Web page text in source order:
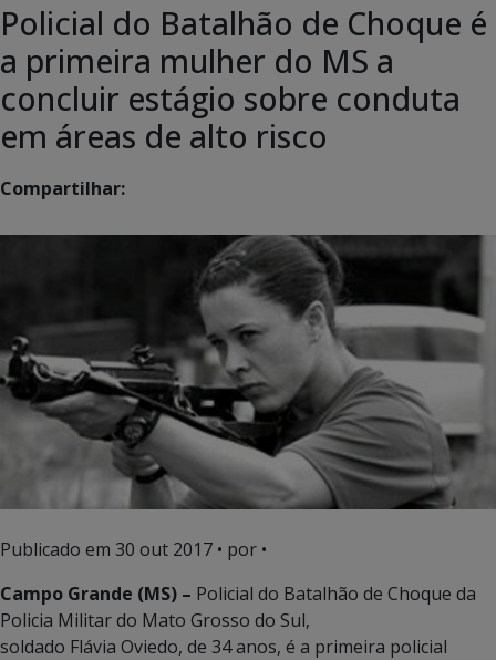
Policial do Batalhão de Choque é
a primeira mulher do MS a
concluir estágio sobre conduta
em áreas de alto risco
Compartilhar:
Publicado em 30 out 2017 • por •
Campo Grande (MS) – Policial do Batalhão de Choque da
Policia Militar do Mato Grosso do Sul,
soldado Flávia Oviedo, de 34 anos, é a primeira policial